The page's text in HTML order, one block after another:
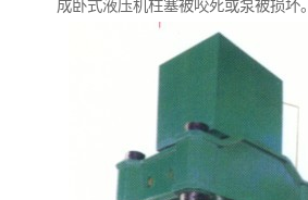
成卧式液压机柱塞被咬死或泵被损坏。